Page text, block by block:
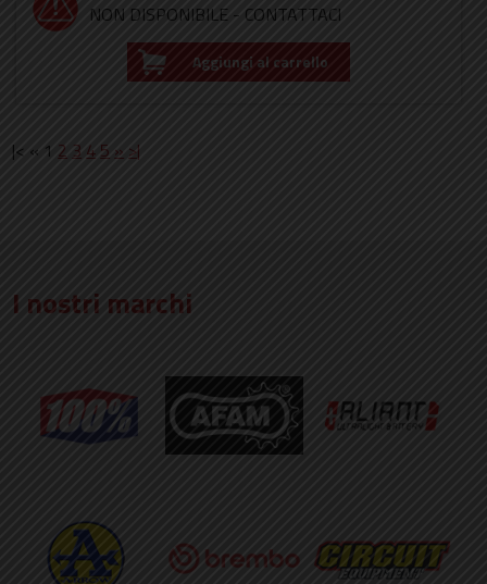
NON DISPONIBILE - CONTATTACI
Aggiungi al carrello
|< « 1 2 3 4 5 » >|
I nostri marchi